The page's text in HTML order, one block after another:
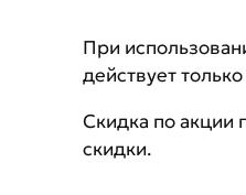
При
действует
Скидка по акции
скидки.